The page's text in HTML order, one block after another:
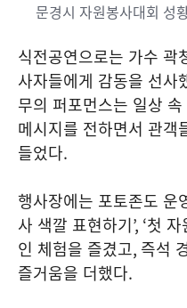
문경시 자원봉사대회 성
식전공연으로는 가수 곽
사자들에게 감동을 선사
무의 퍼포먼스는 일상
메시지를 전하면서 관객
들었다.
행사장에는 포토존도 운
사 색깔 표현하기’, ‘첫 자
인 체험을 즐겼고, 즉석
즐거움을 더했다.